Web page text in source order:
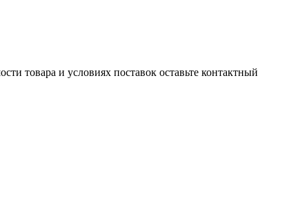
товара и условиях поставок оставьте контактный